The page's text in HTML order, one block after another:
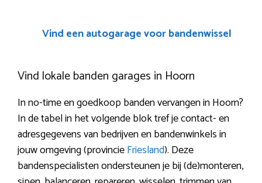
Vind een autogarage voor bandenwissel
Vind lokale banden garages in Hoorn
In no-time en goedkoop banden vervangen in Hoorn?
In de tabel in het volgende blok tref je contact- en
adresgegevens van bedrijven en bandenwinkels in
jouw omgeving (provincieFriesland). Deze
bandenspecialisten ondersteunen je bij (de)monteren,